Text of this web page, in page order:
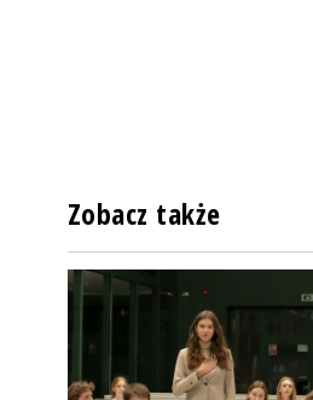
Zobacz także